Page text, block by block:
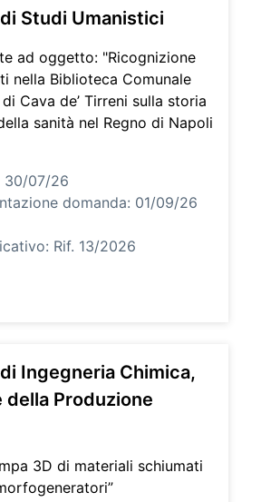
Studi Umanistici
ad oggetto: "Ricognizione
nella Biblioteca Comunale
di Cava de’ Tirreni sulla storia
sanità nel Regno di Napoli
30/07/26
domanda: 01/09/26
Rif. 13/2026
Ingegneria Chimica,
della Produzione
3D di materiali schiumati